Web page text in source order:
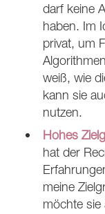
darf keine
haben. Im
privat, um
weiß, wie
kann sie
nutzen.
Hohes
hat der
meine
möchte sie